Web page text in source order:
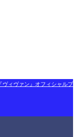
ヴィヴァン』オフィシャルブ